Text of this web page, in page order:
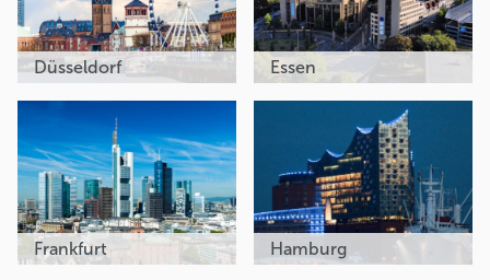
Düsseldorf Essen
Frankfurt Hamburg